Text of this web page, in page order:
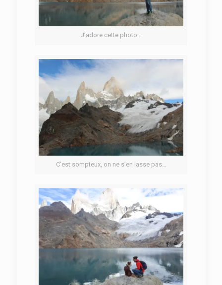
J’adore cette photo…
C’est sompteux, on ne s’en lasse pas…